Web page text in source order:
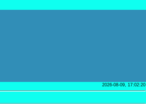
2026-08-09, 17:02:20